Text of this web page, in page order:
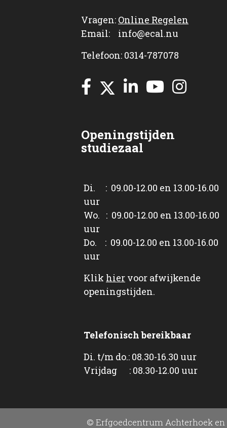
Vragen: Online Regelen
Email: info@ecal.nu
Telefoon: 0314-787078
Openingstijden
studiezaal
Di. : 09.00-12.00 en 13.00-16.00
uur
Wo. : 09.00-12.00 en 13.00-16.00
uur
Do. : 09.00-12.00 en 13.00-16.00
uur
Klik hier voor afwijkende
openingstijden.
Telefonisch bereikbaar
Di. t/m do.: 08.30-16.30 uur
Vrijdag : 08.30-12.00 uur
© Erfgoedcentrum Achterhoek en